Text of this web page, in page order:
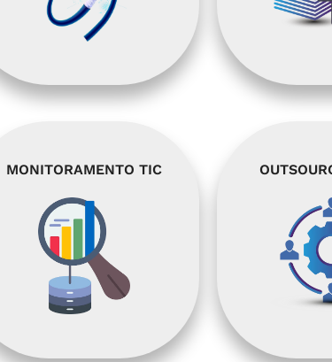
MONITORAMENTO TIC